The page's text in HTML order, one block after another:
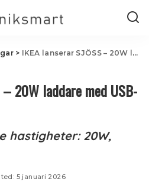
> IKEA lanserar SJÖSS – 20W laddare med USB-C
– 20W laddare med USB-
hastigheter: 20W,
5 januari 2026